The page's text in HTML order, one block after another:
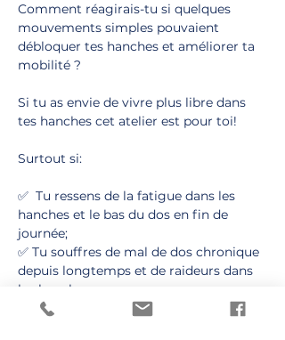
Comment réagirais-tu si quelques
mouvements simples pouvaient
débloquer tes hanches et améliorer ta
mobilité ?
Si tu as envie de vivre plus libre dans
tes hanches cet atelier est pour toi!
Surtout si:
✅  Tu ressens de la fatigue dans les
hanches et le bas du dos en fin de
journée;
✅ Tu souffres de mal de dos chronique
depuis longtemps et de raideurs dans
les hanches;
✅ Tu as l'impression de blocages, de